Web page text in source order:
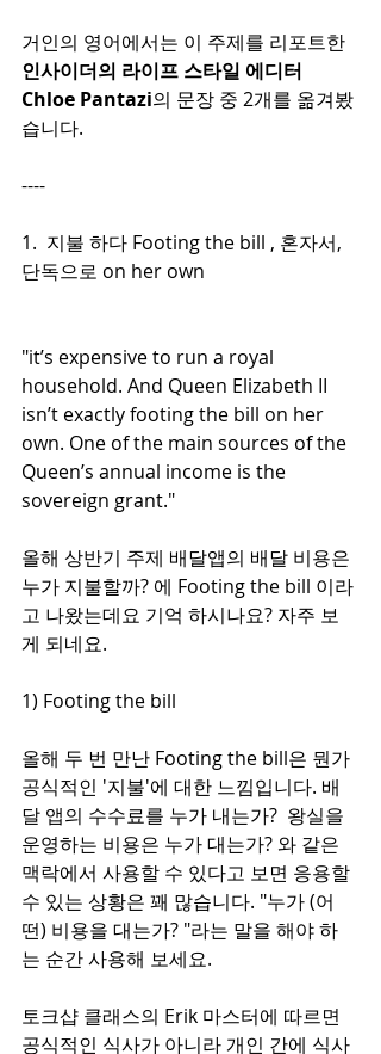
거인의 영어에서는 이 주제를 리포트한
인사이더의 라이프 스타일 에디터
Chloe Pantazi의 문장 중 2개를 옮겨봤
습니다.
----
1.  지불 하다 Footing the bill , 혼자서,
단독으로 on her own
"it’s expensive to run a royal
household. And Queen Elizabeth II
isn’t exactly footing the bill on her
own. One of the main sources of the
Queen’s annual income is the
sovereign grant."
올해 상반기 주제 배달앱의 배달 비용은
누가 지불할까? 에 Footing the bill 이라
고 나왔는데요 기억 하시나요? 자주 보
게 되네요.
1) Footing the bill
올해 두 번 만난 Footing the bill은 뭔가
공식적인 '지불'에 대한 느낌입니다. 배
달 앱의 수수료를 누가 내는가?  왕실을
운영하는 비용은 누가 대는가? 와 같은
맥락에서 사용할 수 있다고 보면 응용할
수 있는 상황은 꽤 많습니다. "누가 (어
떤) 비용을 대는가? "라는 말을 해야 하
는 순간 사용해 보세요.
토크샵 클래스의 Erik 마스터에 따르면
공식적인 식사가 아니라 개인 간에 식사